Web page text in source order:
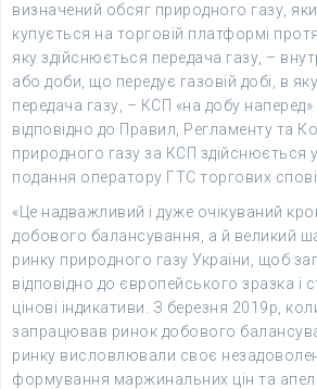
визначений обсяг природного газу,
купується на торговій платформі
яку здійснюється передача газу, –
або доби, що передує газовій добі, в
передача газу, – КСП «на добу наперед»
відповідно до Правил, Регламенту та
природного газу за КСП
подання оператору ГТС торгових
«Це надважливий і дуже очікуваний
добового балансування, а й великий
ринку природного газу України, щоб
відповідно до європейського зразка і
цінові індикативи. З березня 2019р,
запрацював ринок добового
ринку висловлювали своє
формування маржинальних цін та